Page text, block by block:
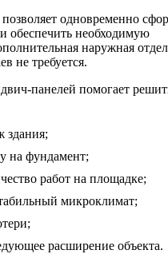
одновременно
обеспечить необходимую
наружная
не требуется.
панелей помогает
здания;
на фундамент;
работ на площадке;
микроклимат;
расширение объекта.